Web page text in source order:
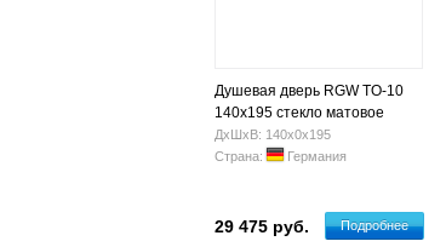
Душевая дверь RGW TO-10
140x195 стекло матовое
ДхШхВ: 140х0х195
Страна:
Германия
29 475 руб. Подробнее